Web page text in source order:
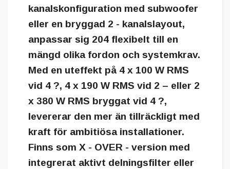
kanalskonfiguration med subwoofer
eller en bryggad 2 - kanalslayout,
anpassar sig 204 flexibelt till en
mängd olika fordon och systemkrav.
Med en uteffekt på 4 x 100 W RMS
vid 4 ?, 4 x 190 W RMS vid 2 – eller 2
x 380 W RMS bryggat vid 4 ?,
levererar den mer än tillräckligt med
kraft för ambitiösa installationer.
Finns som X - OVER - version med
integrerat aktivt delningsfilter eller